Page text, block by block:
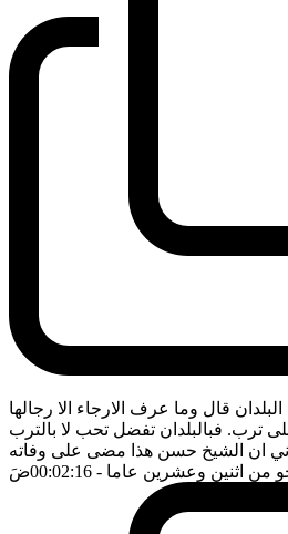
قال وما عرف الارجاء الا رجالها
ترب. فبالبلدان تفضل تحب لا بالترب
ان الشيخ حسن هذا مضى على وفاته
من اثنين وعشرين عاما - 00:02:16 ضَ